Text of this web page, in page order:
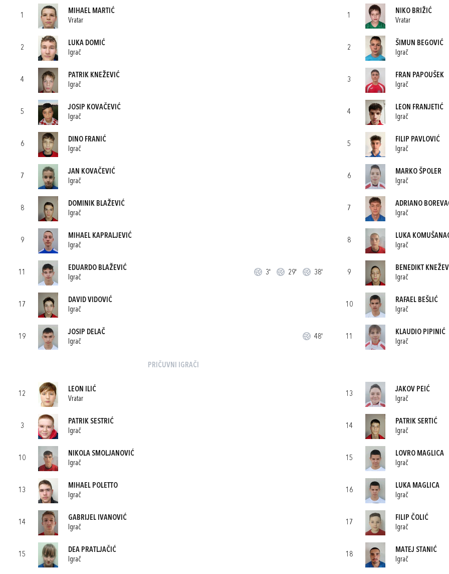
1
MIHAEL MARTIĆ
Vratar
2
LUKA DOMIĆ
Igrač
4
PATRIK KNEŽEVIĆ
Igrač
5
JOSIP KOVAČEVIĆ
Igrač
6
DINO FRANIĆ
Igrač
7
JAN KOVAČEVIĆ
Igrač
8
DOMINIK BLAŽEVIĆ
Igrač
9
MIHAEL KAPRALJEVIĆ
Igrač
11
EDUARDO BLAŽEVIĆ
Igrač
3' 29' 38'
17
DAVID VIDOVIĆ
Igrač
19
JOSIP DELAČ
Igrač
48'
PRIČUVNI IGRAČI
12
LEON ILIĆ
Vratar
3
PATRIK SESTRIĆ
Igrač
10
NIKOLA SMOLJANOVIĆ
Igrač
13
MIHAEL POLETTO
Igrač
14
GABRIJEL IVANOVIĆ
Igrač
15
DEA PRATLJAČIĆ
Igrač
1
NIKO BRIŽIĆ
Vratar
2
ŠIMUN BEGOVIĆ
Igrač
3
FRAN PAPOUŠEK
Igrač
4
LEON FRANJETIĆ
Igrač
5
FILIP PAVLOVIĆ
Igrač
6
MARKO ŠPOLER
Igrač
7
ADRIANO
Igrač
8
LUKA
Igrač
9
BENEDIKT
Igrač
10
RAFAEL BEŠLIĆ
Igrač
11
KLAUDIO PIPINIĆ
Igrač
13
JAKOV PEIĆ
Igrač
14
PATRIK SERTIĆ
Igrač
15
LOVRO MAGLICA
Igrač
16
LUKA MAGLICA
Igrač
17
FILIP ČOLIĆ
Igrač
18
MATEJ STANIĆ
Igrač